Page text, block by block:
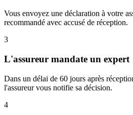
Vous envoyez une déclaration à votre
recommandé avec accusé de réception.
3
L'assureur mandate un expert
Dans un délai de 60 jours après
l'assureur vous notifie sa décision.
4